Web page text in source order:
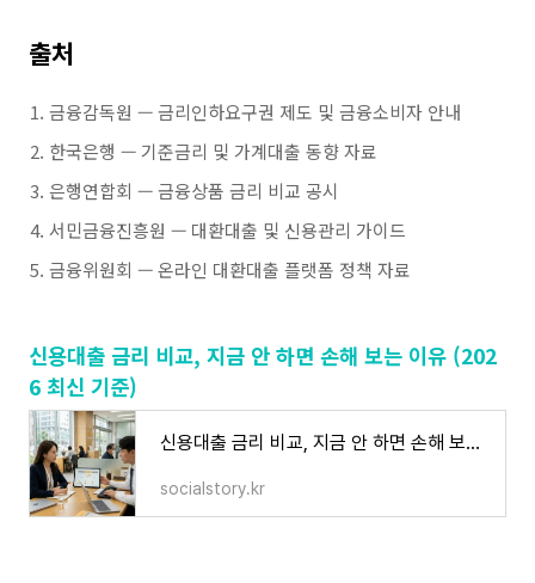
출처
금융감독원 — 금리인하요구권 제도 및 금융소비자 안내
한국은행 — 기준금리 및 가계대출 동향 자료
은행연합회 — 금융상품 금리 비교 공시
서민금융진흥원 — 대환대출 및 신용관리 가이드
금융위원회 — 온라인 대환대출 플랫폼 정책 자료
신용대출 금리 비교, 지금 안 하면 손해 보는 이유 (202
6 최신 기준)
신용대출 금리 비교, 지금 안 하면 손해 보는 이유 (2026 최신 기준)
socialstory.kr